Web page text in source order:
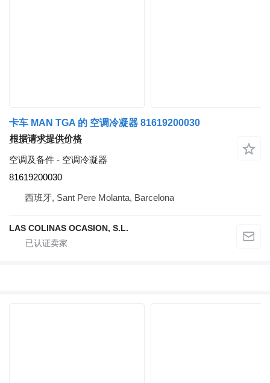
卡车 MAN TGA 的 空调冷凝器 81619200030
根据请求提供价格
空调及备件 - 空调冷凝器
81619200030
西班牙, Sant Pere Molanta, Barcelona
LAS COLINAS OCASION, S.L.